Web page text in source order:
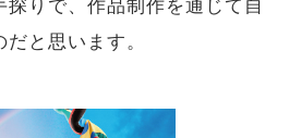
探りで、作品制作を通じて自
と思います。